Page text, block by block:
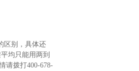
区别，具体还
均只能用两到
请拨打400-678-